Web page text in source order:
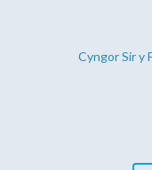
Cyngor Sir y